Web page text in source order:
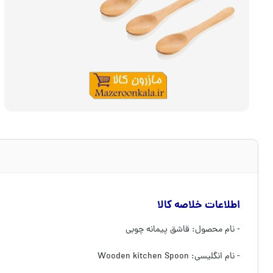
اطلاعات خلاصه کالا
- نام محصول: قاشق پیمانه چوبی
- نام انگلیسی: Wooden kitchen Spoon